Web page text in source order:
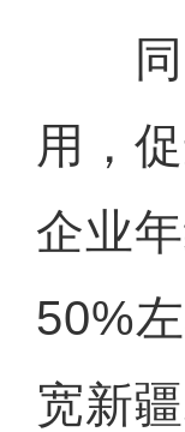
同时
用，
企业
50%
宽新